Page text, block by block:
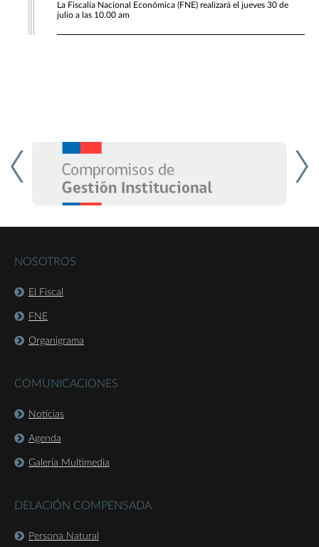
La Fiscalía Nacional Económica (FNE) realizará el jueves 30 de
julio a las 10.00 am
NOSOTROS
El Fiscal
FNE
Organigrama
COMUNICACIONES
Noticias
Agenda
Galería Multimedia
DELACIÓN COMPENSADA
Persona Natural